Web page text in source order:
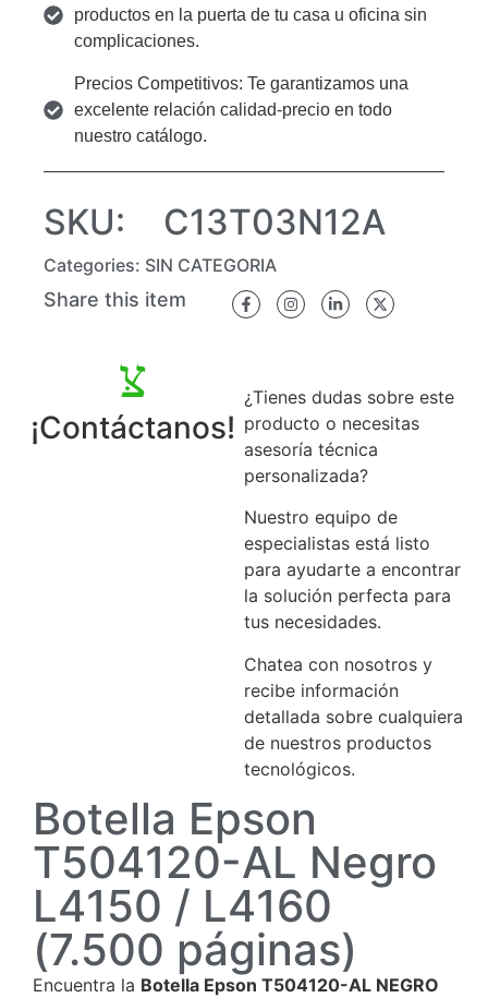
¡Contáctanos!
¿Tienes dudas sobre este
producto o necesitas
asesoría técnica
personalizada?
Nuestro equipo de
especialistas está listo
para ayudarte a encontrar
la solución perfecta para
tus necesidades.
Chatea con nosotros y
recibe información
detallada sobre cualquiera
de nuestros productos
tecnológicos.
Botella Epson
T504120-AL Negro
L4150 / L4160
(7.500 páginas)
Encuentra la Botella Epson T504120-AL NEGRO
productos en la puerta de tu casa u oficina sin
complicaciones.
Precios Competitivos: Te garantizamos una
excelente relación calidad-precio en todo
nuestro catálogo.
SKU: C13T03N12A
Categories: SIN CATEGORIA
Share this item